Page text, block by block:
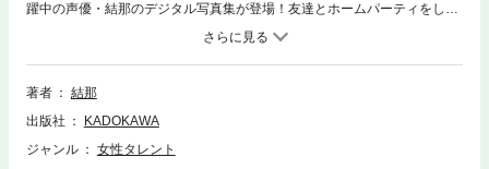
躍中の声優・結那のデジタル写真集が登場！友達とホームパーティをした
り、河原でスポーツをしたり、結那の素の表情がぎゅっと詰まった、ファ
ン必見の１冊です！※「月刊ドラゴンエイジ2026年7月号」未掲載の【オ
ールアザーカット】で構成しています。
著者
結那
出版社
KADOKAWA
ジャンル
女性タレント